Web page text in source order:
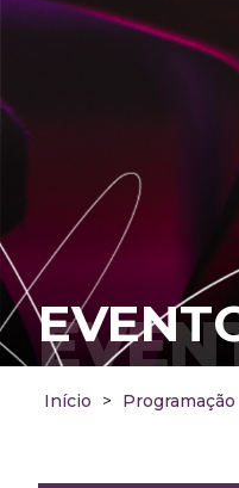
Início > Programação